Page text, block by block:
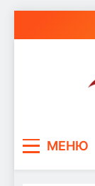
МЕНЮ